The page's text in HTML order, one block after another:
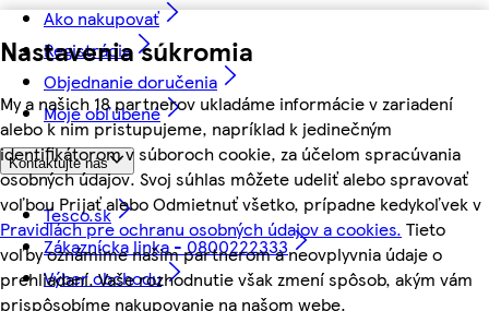
Nastavenia súkromia
My a našich 18 partnerov ukladáme informácie v zariadení
alebo k nim pristupujeme, napríklad k jedinečným
identifikátorom v súboroch cookie, za účelom spracúvania
osobných údajov. Svoj súhlas môžete udeliť alebo spravovať
voľbou Prijať alebo Odmietnuť všetko, prípadne kedykoľvek v
Pravidlách pre ochranu osobných údajov a cookies. Tieto
voľby oznámime našim partnerom a neovplyvnia údaje o
prehliadaní. Vaše rozhodnutie však zmení spôsob, akým vám
prispôsobíme nakupovanie na našom webe.
Ako nakupovať
Registrácia
Objednanie doručenia
Moje obľúbené
Kontaktujte nás
Tesco.sk
Zákaznícka linka - 0800222333
Výber obchodu